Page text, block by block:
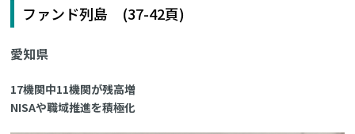
ファンド列島 (37-42頁)
愛知県
17機関中11機関が残高増
NISAや職域推進を積極化